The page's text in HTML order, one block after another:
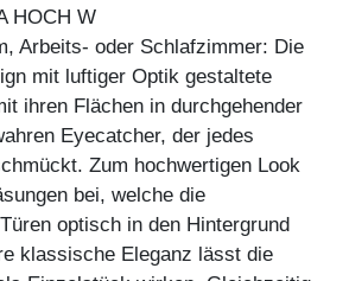
HOCH W
Arbeits- oder Schlafzimmer: Die
mit luftiger Optik gestaltete
ihren Flächen in durchgehender
Eyecatcher, der jedes
Zum hochwertigen Look
bei, welche die
optisch in den Hintergrund
klassische Eleganz lässt die